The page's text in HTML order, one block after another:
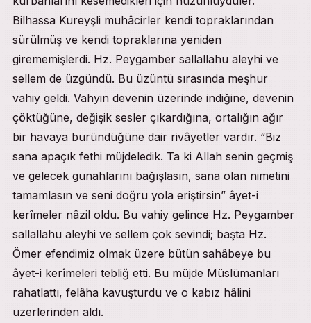
Bilhassa Kureyşli muhâcirler kendi topraklarından
sürülmüş ve kendi topraklarına yeniden
girememişlerdi. Hz. Peygamber sallallahu aleyhi ve
sellem de üzgündü. Bu üzüntü sırasında meşhur
vahiy geldi. Vahyin devenin üzerinde indiğine, devenin
çöktüğüne, değişik sesler çıkardığına, ortalığın ağır
bir havaya büründüğüne dair rivâyetler vardır. “Biz
sana apaçık fethi müjdeledik. Ta ki Allah senin geçmiş
ve gelecek günahlarını bağışlasın, sana olan nimetini
tamamlasın ve seni doğru yola eriştirsin” âyet-i
kerîmeler nâzil oldu. Bu vahiy gelince Hz. Peygamber
sallallahu aleyhi ve sellem çok sevindi; başta Hz.
Ömer efendimiz olmak üzere bütün sahâbeye bu
âyet-i kerîmeleri tebliğ etti. Bu müjde Müslümanları
rahatlattı, felâha kavuşturdu ve o kabız hâlini
üzerlerinden aldı.